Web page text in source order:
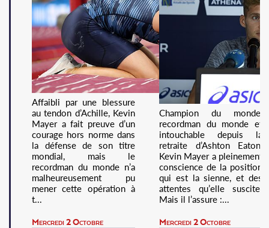
Affaibli par une blessure
au tendon d’Achille, Kevin
Mayer a fait preuve d’un
courage hors norme dans
la défense de son titre
mondial, mais le
recordman du monde n’a
malheureusement pu
mener cette opération à
t...
Champion du monde,
recordman du monde et
intouchable depuis la
retraite d’Ashton Eaton,
Kevin Mayer a pleinement
conscience de la position
qui est la sienne, et des
attentes qu’elle suscite.
Mais il l’assure :...
Mercredi 2 Octobre Mercredi 2 Octobre